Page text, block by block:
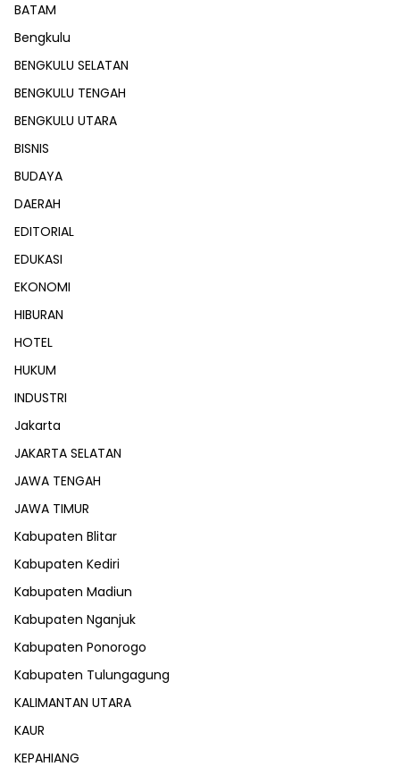
BATAM
Bengkulu
BENGKULU SELATAN
BENGKULU TENGAH
BENGKULU UTARA
BISNIS
BUDAYA
DAERAH
EDITORIAL
EDUKASI
EKONOMI
HIBURAN
HOTEL
HUKUM
INDUSTRI
Jakarta
JAKARTA SELATAN
JAWA TENGAH
JAWA TIMUR
Kabupaten Blitar
Kabupaten Kediri
Kabupaten Madiun
Kabupaten Nganjuk
Kabupaten Ponorogo
Kabupaten Tulungagung
KALIMANTAN UTARA
KAUR
KEPAHIANG